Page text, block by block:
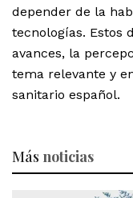
depender de la
tecnologías. Estos
avances, la
tema relevante y
sanitario español.
Más noticias